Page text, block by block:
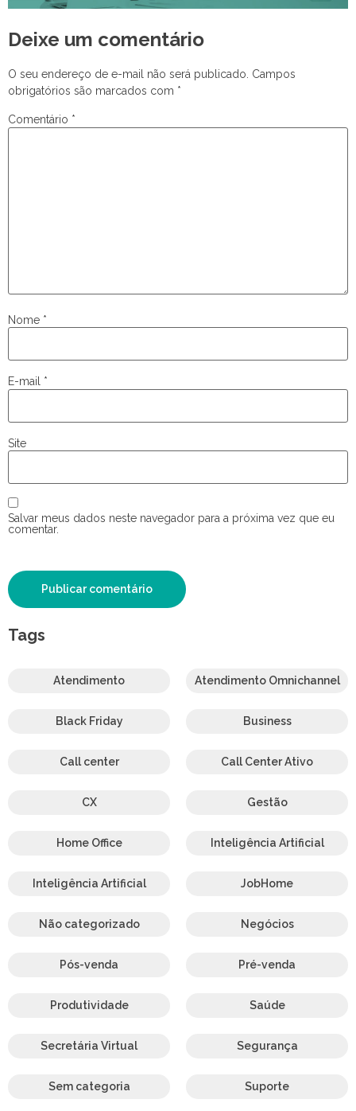
Deixe um comentário
O seu endereço de e-mail não será publicado. Campos
obrigatórios são marcados com *
Comentário *
Nome *
E-mail *
Site
Salvar meus dados neste navegador para a próxima vez que eu
comentar.
Tags
Atendimento Atendimento Omnichannel
Black Friday Business
Call center Call Center Ativo
CX Gestão
Home Office Inteligência Artificial
Inteligência Artificial JobHome
Não categorizado Negócios
Pós-venda Pré-venda
Produtividade Saúde
Secretária Virtual Segurança
Sem categoria Suporte